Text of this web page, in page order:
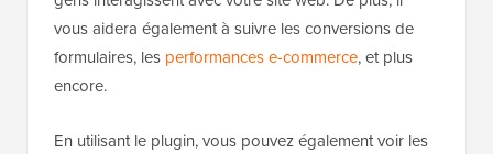
vous aidera également à suivre les conversions de
formulaires, les performances e-commerce, et plus
encore.
En utilisant le plugin, vous pouvez également voir les